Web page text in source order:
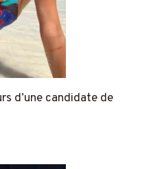
d’une candidate de